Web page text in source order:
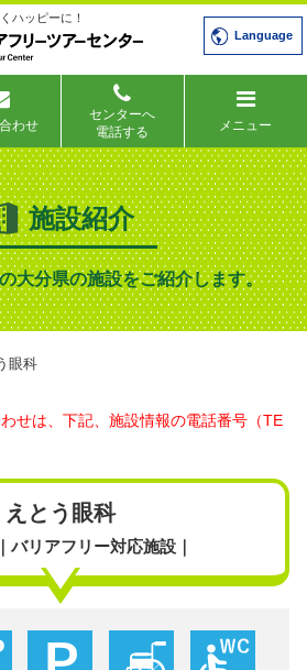
ハッピーに！
Language
わせ
センターへ
電話する
メニュー
施設紹介
大分県の施設をご紹介します。
眼科
せは、下記、施設情報の電話番号（TE
えとう眼科
バリアフリー対応施設｜